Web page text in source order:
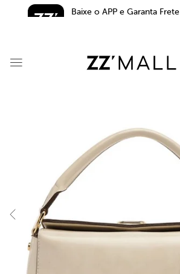
Baixe o APP e Garanta Frete